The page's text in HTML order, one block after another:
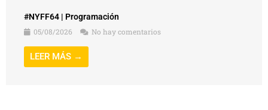
#NYFF64 | Programación
05/08/2026
No hay comentarios
LEER MÁS →